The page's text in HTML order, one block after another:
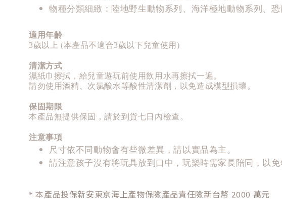
物種分類細緻：陸地野生動物系列、海洋極地動物系列、恐
適用年齡
3歲以上 (本產品不適合3歲以下兒童使用)
清潔方式
濕紙巾擦拭，給兒童遊玩前使用飲用水再擦拭一遍。
請勿使用酒精、次氯酸水等酸性清潔劑，以免造成模型損壞。
保固期限
本產品無提供保固，請於到貨七日內檢查。
注意事項
尺寸依不同動物會有些微差異，請以實品為主。
請注意孩子沒有將玩具放到口中，玩樂時需家長陪同，以免
*本產品投保新安東京海上產物保險產品責任險新台幣 2000 萬元